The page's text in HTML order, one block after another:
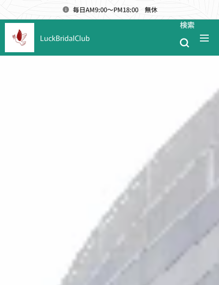
毎日AM9:00～PM18:00 無休
LuckBridalClub
検索